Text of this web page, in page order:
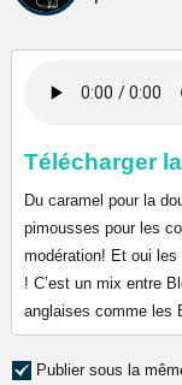
Télécharger
Du caramel pour la
pimousses pour les
modération! Et oui
! C’est un mix entre
anglaises comme les
Publier sous la